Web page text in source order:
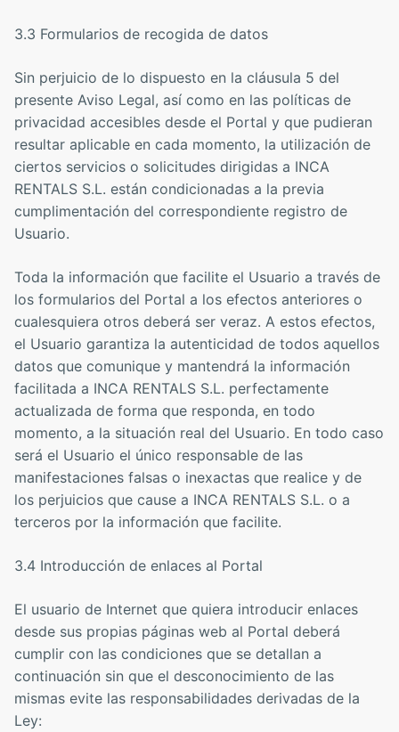
3.3 Formularios de recogida de datos
Sin perjuicio de lo dispuesto en la cláusula 5 del
presente Aviso Legal, así como en las políticas de
privacidad accesibles desde el Portal y que pudieran
resultar aplicable en cada momento, la utilización de
ciertos servicios o solicitudes dirigidas a INCA
RENTALS S.L. están condicionadas a la previa
cumplimentación del correspondiente registro de
Usuario.
Toda la información que facilite el Usuario a través de
los formularios del Portal a los efectos anteriores o
cualesquiera otros deberá ser veraz. A estos efectos,
el Usuario garantiza la autenticidad de todos aquellos
datos que comunique y mantendrá la información
facilitada a INCA RENTALS S.L. perfectamente
actualizada de forma que responda, en todo
momento, a la situación real del Usuario. En todo caso
será el Usuario el único responsable de las
manifestaciones falsas o inexactas que realice y de
los perjuicios que cause a INCA RENTALS S.L. o a
terceros por la información que facilite.
3.4 Introducción de enlaces al Portal
El usuario de Internet que quiera introducir enlaces
desde sus propias páginas web al Portal deberá
cumplir con las condiciones que se detallan a
continuación sin que el desconocimiento de las
mismas evite las responsabilidades derivadas de la
Ley: